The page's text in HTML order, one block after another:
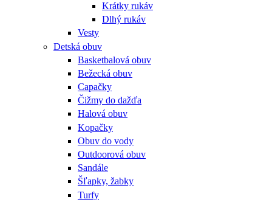
Krátky rukáv
Dlhý rukáv
Vesty
Detská obuv
Basketbalová obuv
Bežecká obuv
Capačky
Čižmy do dažďa
Halová obuv
Kopačky
Obuv do vody
Outdoorová obuv
Sandále
Šľapky, žabky
Turfy